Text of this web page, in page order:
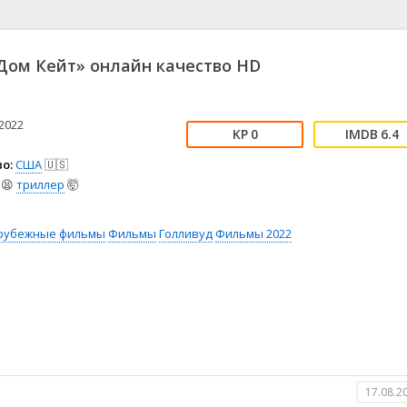
👨‍💼 Новости
тв
😱 Ужасы
🤠 Фильм-нуар
🧝‍♂️ Фэнтези
Кейт» онлайн качество HD
США🇺🇸
😫 триллер 🤯
0 6.4
фильмы Фильмы ГолливудФильмы 2022